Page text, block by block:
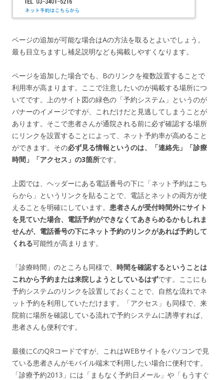
ページの追加が可能な場合はAの方法を取るとよいでしょう。
最も目立ちますし補足説明なども掲載しやすくなります。
ページを追加した場合でも、Bのリンクを複数設置することで
利用率が高まります。ここで注意したいのが掲載する場所につ
いてです。上のサイト図の緑色の「予約システム」というのが
バナーのイメージですが、これだけだと見逃してしまうことが
あります。そこで患者さんが通院される前に必ず確認する場所
にリンクを設置することによって、ネット予約率が高めること
ができます。その必ず見る情報というのは、「連絡先」「診療
時間」「アクセス」の3箇所です。
上図では、ヘッダーにある電話番号の下に「ネット予約はこち
らから」というリンクを貼ることで、電話とネットの両方が使
えることを明確にしています。 患者さんが受付時間外にサイト
を見ていた場合、電話予約ができなくてあきらめるかもしれま
せんが、電話番号の下にネット予約のリンクがあれば予約して
くれる可能性が高まります。
「診療時間」のところも同様で、 時間を確認するということは
これから予約または来院しようとしているはずです。ここにも
予約システムのリンクを設置しておくことで、自然な流れでネ
ット予約を利用していただけます。「アクセス」も同様で、来
院前に場所を確認している流れで予約システムに誘導すれば、
患者さんも便利です。
最後にCのQRコードですが、これはWEBサイトをパソコンで見
ている患者さんがモバイル端末で利用したい場合に便利です。
「診療予約2013」には「まもなく予約日メール」や「もうすぐ